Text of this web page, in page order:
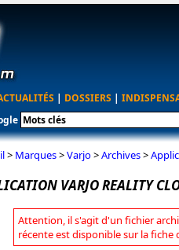
| DOSSIERS |
> Marques>Varjo>Archives>
VARJO REALITY
Attention, il s'agit d'un fichier
récente est disponible sur la fiche